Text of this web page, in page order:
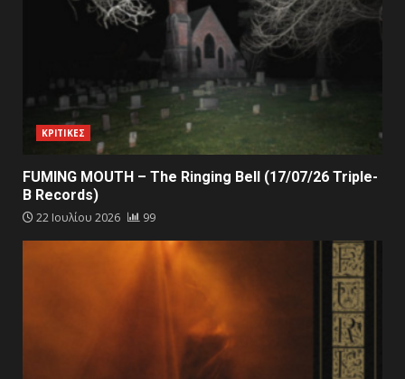
ΚΡΙΤΙΚΕΣ
FUMING MOUTH – The Ringing Bell (17/07/26 Triple-
B Records)
22 Ιουλίου 2026 99